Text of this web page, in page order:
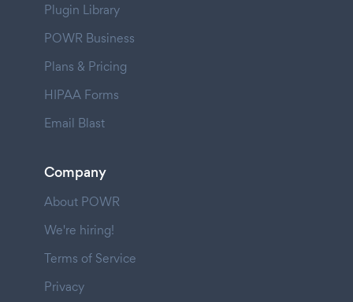
Plugin Library
POWR Business
Plans & Pricing
HIPAA Forms
Email Blast
Company
About POWR
We're hiring!
Terms of Service
Privacy